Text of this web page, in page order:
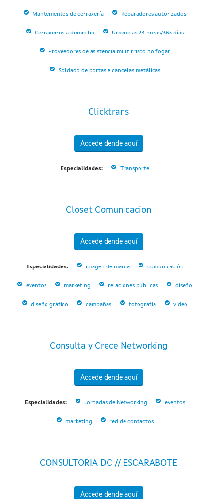
Mantementos de cerraxería Reparadores autorizados
Cerraxeiros a domicilio Urxencias 24 horas/365 días
Proveedores de asistencia multirrisco no fogar
Soldado de portas e cancelas metálicas
Clicktrans
Accede dende aquí
Especialidades: Transporte
Closet Comunicacion
Accede dende aquí
Especialidades: imagen de marca comunicación
eventos marketing relaciones públicas diseño
diseño gráfico campañas fotografía video
Consulta y Crece Networking
Accede dende aquí
Especialidades: Jornadas de Networking eventos
marketing red de contactos
CONSULTORIA DC // ESCARABOTE
Accede dende aquí